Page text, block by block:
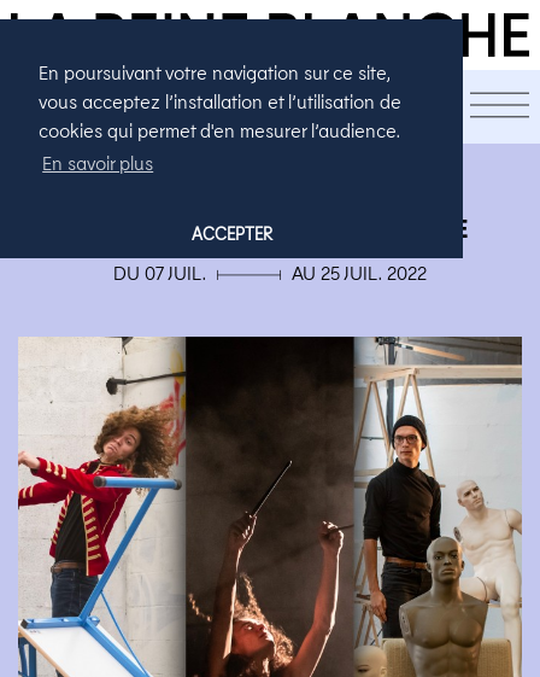
LA SAISON
En poursuivant votre navigation sur ce site,
vous acceptez l’installation et l’utilisation de
cookies qui permet d'en mesurer l’audience.
En savoir plus
ACCEPTER
TRIPTYQUE LA GUEULE OUVERTE
DU 07 JUIL. ▄ AU 25 JUIL. 2022